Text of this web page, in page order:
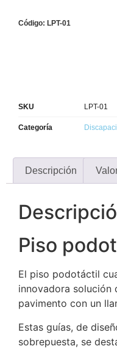
Código: LPT-01
SKU LPT-01
Categoría
Descripción
Piso
El piso podotáctil
innovadora solución
pavimento con un
Estas guías, de
sobrepuesta, se